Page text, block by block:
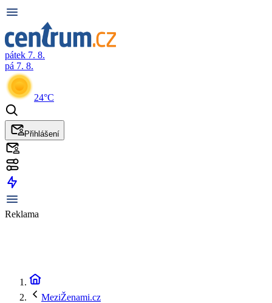
pátek 7. 8.
pá 7. 8.
24°C
Přihlášení
Reklama
MeziŽenami.cz